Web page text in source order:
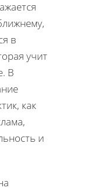
в
учит
В
как
и